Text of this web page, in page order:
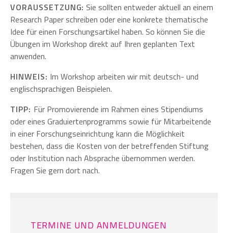
VORAUSSETZUNG: Sie sollten entweder aktuell an einem
Research Paper schreiben oder eine konkrete thematische
Idee für einen Forschungsartikel haben. So können Sie die
Übungen im Workshop direkt auf Ihren geplanten Text
anwenden.
HINWEIS: Im Workshop arbeiten wir mit deutsch- und
englischsprachigen Beispielen.
TIPP: Für Promovierende im Rahmen eines Stipendiums
oder eines Graduiertenprogramms sowie für Mitarbeitende
in einer Forschungseinrichtung kann die Möglichkeit
bestehen, dass die Kosten von der betreffenden Stiftung
oder Institution nach Absprache übernommen werden.
Fragen Sie gern dort nach.
TERMINE UND ANMELDUNGEN